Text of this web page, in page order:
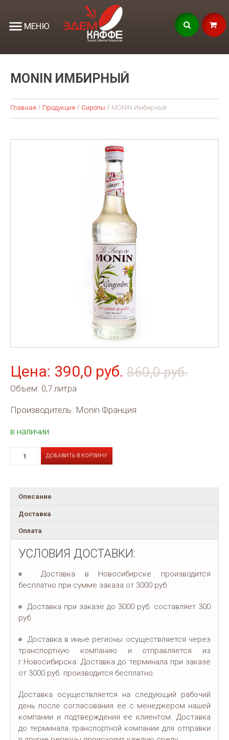
МЕНЮ
MONIN ИМБИРНЫЙ
Главная Продукция Сиропы MONIN Имбирный
Цена: 390,0 руб. 860,0 руб.
Объем: 0,7 литра
Производитель: Monin Франция
в наличии
ДОБАВИТЬ В КОРЗИНУ
Описание
Доставка
Оплата
УСЛОВИЯ ДОСТАВКИ:
Доставка в Новосибирске производится
бесплатно при сумме заказа от 3000 руб.
Доставка при заказе до 3000 руб. составляет 300
руб.
Доставка в иные регионы осуществляется через
транспортную компанию и отправляется из
г.Новосибирска. Доставка до терминала при заказе
от 3000 руб. производится бесплатно.
Доставка осуществляется на следующий рабочий
день после согласования ее с менеджером нашей
компании и подтверждения ее клиентом. Доставка
до терминала транспортной компании для отправки